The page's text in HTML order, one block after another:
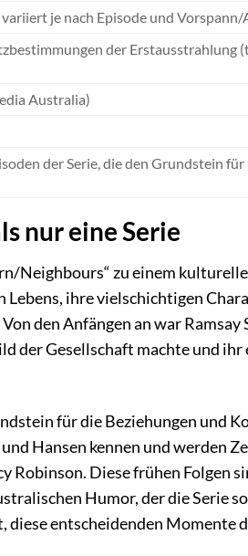
je nach Episode und Vorspann/
der Erstausstrahlung
Australia)
der Serie, die den Grundstein
nur eine Serie
Neighbours“ zu einem
ihre vielschichtigen
den Anfängen an war
der Gesellschaft machte und
für die Beziehungen und
Hansen kennen und werden
Diese frühen Folgen
Humor, der die Serie
entscheidenden Momente